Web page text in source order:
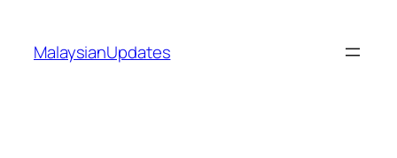
content
MalaysianUpdates